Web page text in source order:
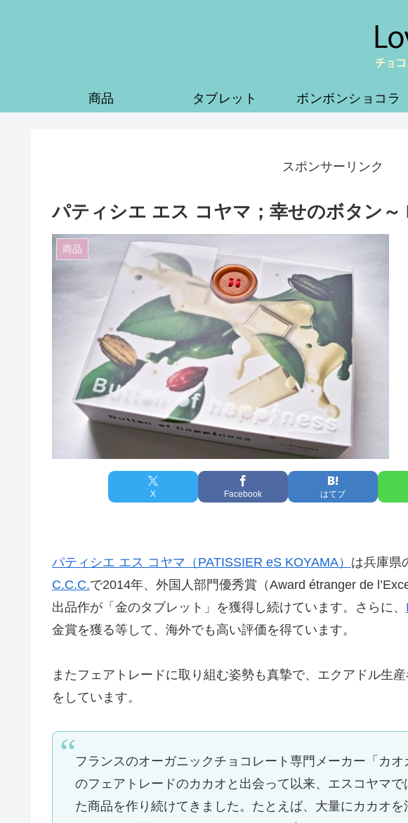
商品 タブレット ボンボンショコラ
スポンサーリンク
パティシエ エス コヤマ；幸せのボタン～
商品
X Facebook はてブ
パティシエ エス コヤマ（PATISSIER eS KOYAMA） は兵庫県
C.C.C.で2014年、外国人部門優秀賞（Award étranger de
出品作が「金のタブレット」を獲得し続けています。さらに、
金賞を獲る等して、海外でも高い評価を得ています。
またフェアトレードに取り組む姿勢も真摯で、エクアドル生
をしています。
フランスのオーガニックチョコレート専門メーカー「カ
のフェアトレードのカカオと出会って以来、エスコヤマ
た商品を作り続けてきました。たとえば、大量にカカオ